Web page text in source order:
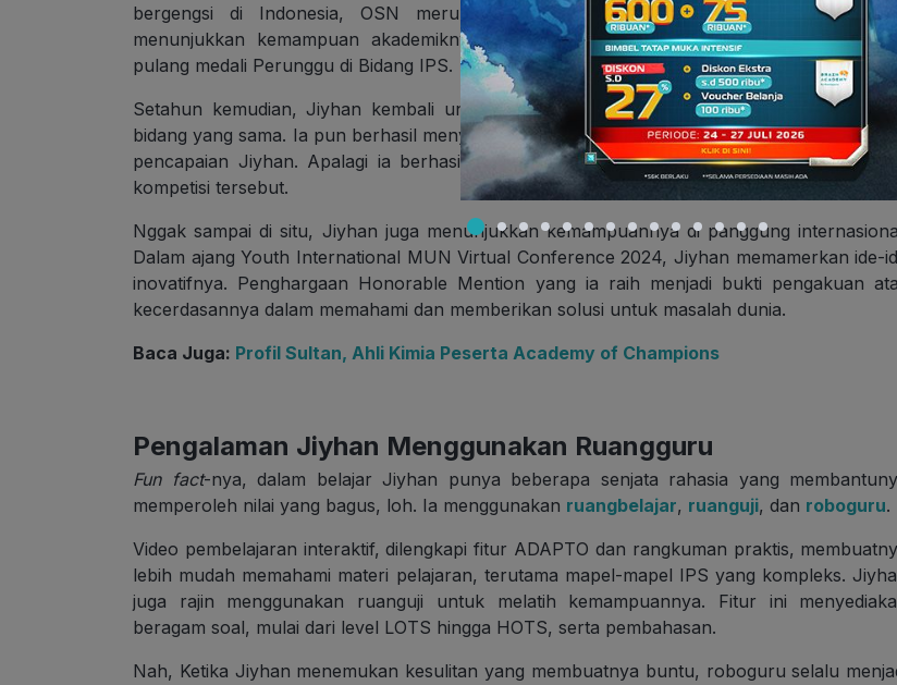
bergengsi di Indonesia, OSN merupakan tempat dimana siswa-siswa terbaik
menunjukkan kemampuan akademiknya. Dan Jiyhan berhasil bersaing serta membawa
pulang medali Perunggu di Bidang IPS.
Setahun kemudian, Jiyhan kembali unjuk gigi dalam Kompetisi Sains Ruangguru (KSR) di
bidang yang sama. Ia pun berhasil menyabet medali Perunggu. Wah, nggak kaleng-kaleng
pencapaian Jiyhan. Apalagi ia berhasil mengalahkan ratusan peserta lainnya yang ikut di
kompetisi tersebut.
Nggak sampai di situ, Jiyhan juga menunjukkan kemampuannya di panggung
Dalam ajang Youth International MUN Virtual Conference 2024, Jiyhan memamerkan ide-
inovatifnya. Penghargaan Honorable Mention yang ia raih menjadi bukti pengakuan
kecerdasannya dalam memahami dan memberikan solusi untuk masalah dunia.
Baca Juga: Profil Sultan, Ahli Kimia Peserta Academy of Champions
Pengalaman Jiyhan Menggunakan Ruangguru
Fun fact-nya, dalam belajar Jiyhan punya beberapa senjata rahasia yang
memperoleh nilai yang bagus, loh. Ia menggunakan ruangbelajar, ruanguji, dan roboguru.
Video pembelajaran interaktif, dilengkapi fitur ADAPTO dan rangkuman praktis,
lebih mudah memahami materi pelajaran, terutama mapel-mapel IPS yang kompleks.
juga rajin menggunakan ruanguji untuk melatih kemampuannya. Fitur ini
beragam soal, mulai dari level LOTS hingga HOTS, serta pembahasan.
Nah, Ketika Jiyhan menemukan kesulitan yang membuatnya buntu, roboguru selalu